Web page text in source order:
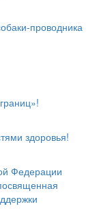
проводника
здоровья!
Федерации